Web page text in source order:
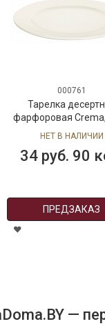
000761
Тарелка
фарфоровая
см
НЕТ В НАЛИЧИИ
34 руб. 90
ПРЕДЗАКАЗ
—